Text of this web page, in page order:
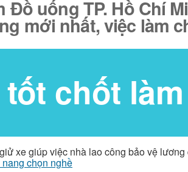
Đồ uống TP. Hồ Chí
mới nhất, việc làm
chốt
xe giúp việc nhà lao công bảo vệ
chọn nghề